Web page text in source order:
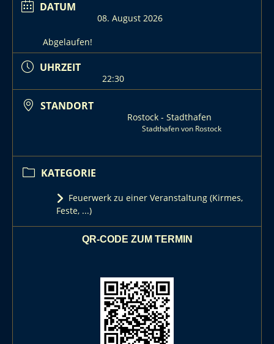
DATUM
08. August 2026
Abgelaufen!
UHRZEIT
22:30
STANDORT
Rostock - Stadthafen
Stadthafen von Rostock
KATEGORIE
Feuerwerk zu einer Veranstaltung (Kirmes,
Feste, ...)
QR-CODE ZUM TERMIN